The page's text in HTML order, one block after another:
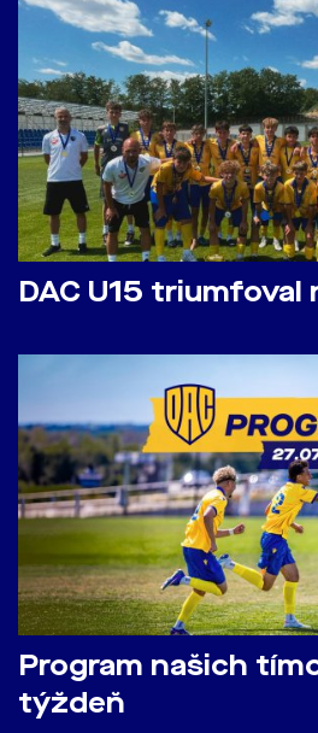
DAC U15 triumfoval
Program našich
týždeň